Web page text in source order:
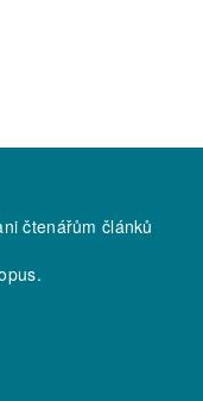
čtenářům článků
.